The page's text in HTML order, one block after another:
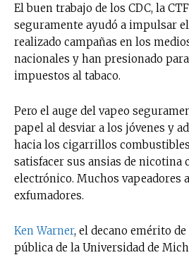
El buen trabajo de los CDC, la
seguramente ayudó a impulsar
realizado campañas en los
nacionales y han presionado
impuestos al tabaco.
Pero el auge del vapeo
papel al desviar a los jóvenes y
hacia los cigarrillos
satisfacer sus ansias de
electrónico. Muchos vapeadores
exfumadores.
Ken Warner, el decano emérito
pública de la Universidad de